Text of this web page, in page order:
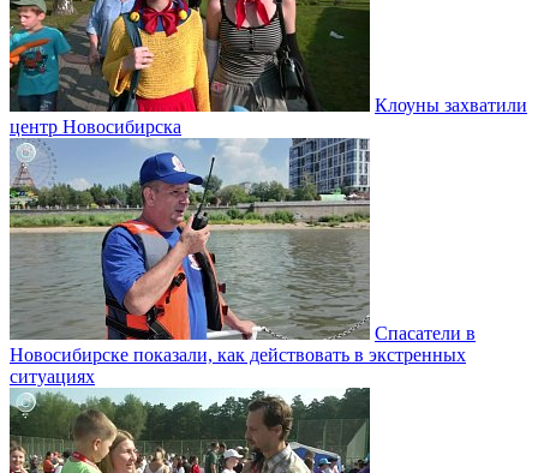
Клоуны захватили
центр Новосибирска
Спасатели в
Новосибирске показали, как действовать в экстренных
ситуациях